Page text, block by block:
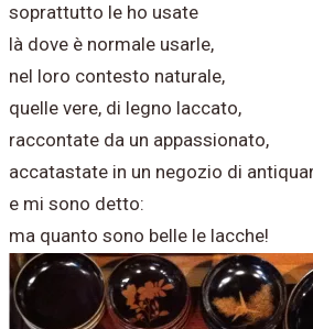
soprattutto le ho usate
là dove è normale usarle,
nel loro contesto naturale,
quelle vere, di legno laccato,
raccontate da un appassionato,
accatastate in un negozio di
e mi sono detto:
ma quanto sono belle le lacche!